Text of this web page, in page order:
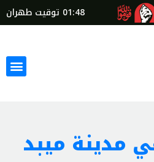
01:48 توقيت طهران
مدينة ميبد